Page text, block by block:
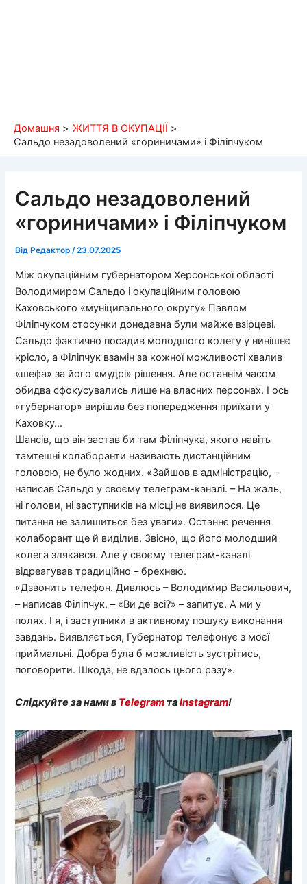
Домашня
ЖИТТЯ В ОКУПАЦІЇ
Сальдо незадоволений «гориничами» і Філіпчуком
Сальдо незадоволений
«гориничами» і Філіпчуком
Від Редактор/23.07.2025
Між окупаційним губернатором Херсонської області
Володимиром Сальдо і окупаційним головою
Каховського «муніципального округу» Павлом
Філіпчуком стосунки донедавна були майже взірцеві.
Сальдо фактично посадив молодшого колегу у нинішнє
крісло, а Філіпчук взамін за кожної можливості хвалив
«шефа» за його «мудрі» рішення. Але останнім часом
обидва сфокусувались лише на власних персонах. І ось
«губернатор» вирішив без попередження приїхати у
Каховку…
Шансів, що він застав би там Філіпчука, якого навіть
тамтешні колаборанти називають дистанційним
головою, не було жодних. «Зайшов в адміністрацію, –
написав Сальдо у своєму телеграм-каналі. – На жаль,
ні голови, ні заступників на місці не виявилося. Це
питання не залишиться без уваги». Останнє речення
колаборант ще й виділив. Звісно, що його молодший
колега злякався. Але у своєму телеграм-каналі
відреагував традиційно – брехнею.
«Дзвонить телефон. Дивлюсь – Володимир Васильович,
– написав Філіпчук. – «Ви де всі?» – запитує. А ми у
полях. І я, і заступники в активному пошуку виконання
завдань. Виявляється, Губернатор телефонує з моєї
приймальні. Добра була б можливість зустрітись,
поговорити. Шкода, не вдалось цього разу».
Слідкуйте за нами в Telegram таInstagram!